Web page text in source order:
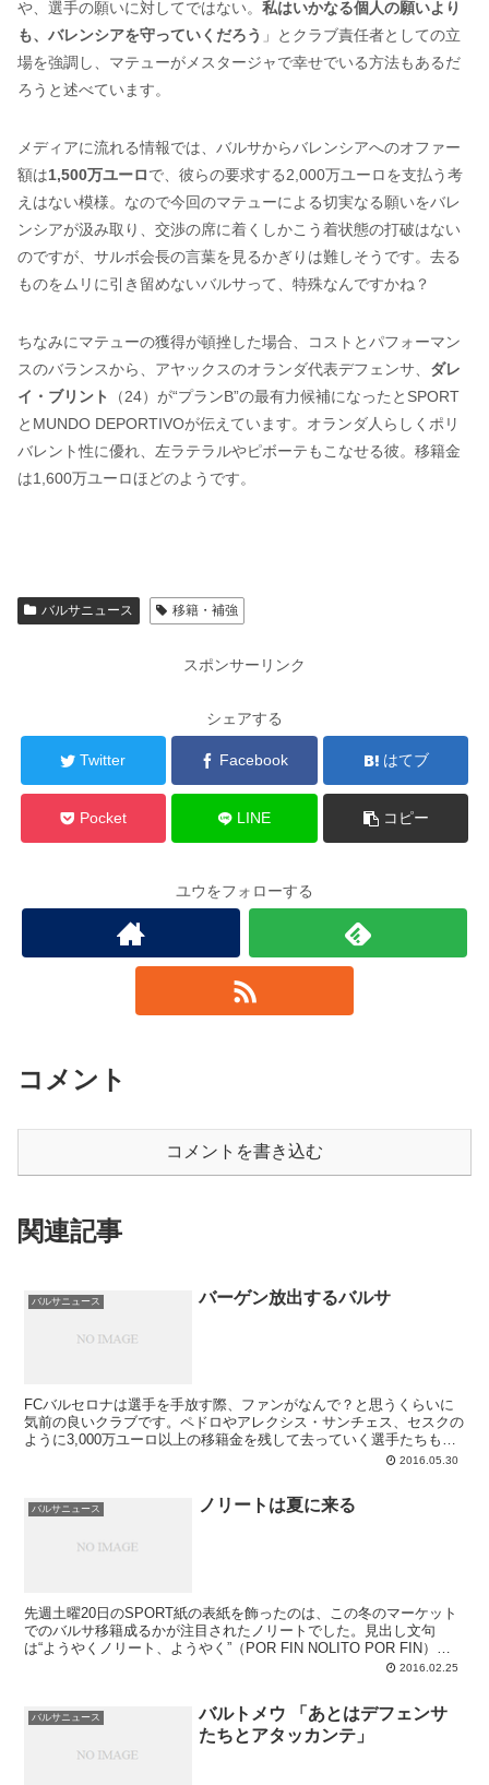
や、選手の願いに対してではない。 私はいかなる個人の願いより
も、バレンシアを守っていくだろう 」とクラブ責任者としての立
場を強調し、マテューがメスタージャで幸せでいる方法もあるだ
ろうと述べています。
メディアに流れる情報では、バルサからバレンシアへのオファー
額は1,500万ユーロで、彼らの要求する2,000万ユーロを支払う考
えはない模様。なので今回のマテューによる切実なる願いをバレ
ンシアが汲み取り、交渉の席に着くしかこう着状態の打破はない
のですが、サルボ会長の言葉を見るかぎりは難しそうです。去る
ものをムリに引き留めないバルサって、特殊なんですかね？
ちなみにマテューの獲得が頓挫した場合、コストとパフォーマン
スのバランスから、アヤックスのオランダ代表デフェンサ、 ダレ
イ・ブリント
（24）が“プランB”の最有力候補になったとSPORT
とMUNDO DEPORTIVOが伝えています。オランダ人らしくポリ
バレント性に優れ、左ラテラルやピボーテもこなせる彼。移籍金
は1,600万ユーロほどのようです。
バルサニュース 移籍・補強
スポンサーリンク
シェアする
Twitter Facebook はてブ
Pocket LINE コピー
ユウをフォローする
コメント
コメントを書き込む
関連記事
バルサニュース バーゲン放出するバルサ
FCバルセロナは選手を手放す際、ファンがなんで？と思うくらいに
気前の良いクラブです。ペドロやアレクシス・サンチェス、セスクの
ように3,000万ユーロ以上の移籍金を残して去っていく選手たちもい
ますが、それはかなり稀なケース。若手カンテラーノは1,000万ユー
旅立ちます。この夏はマルク・バルトラがわずか800万ユーロで退団
となるでしょうし、ダニ・アルベス、サンドロも0ユーロの退団と見
2016.05.30
バルサニュース ノリートは夏に来る
先週土曜20日のSPORT紙の表紙を飾ったのは、この冬のマーケット
でのバルサ移籍成るかが注目されたノリートでした。見出し文句
は“ようやくノリート、ようやく”（POR FIN NOLITO POR FIN）。
ルイス・エンリケはこのノリートを非常に高く評価していて、彼の獲
2016.02.25
バルサニュース
バルトメウ 「あとはデフェンサ
たちとアタッカンテ」